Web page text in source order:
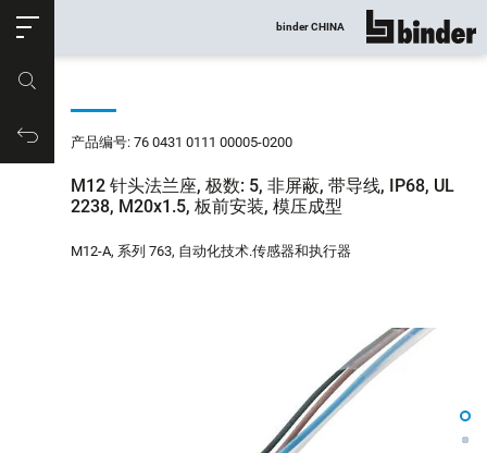
购物车
binder CHINA 显示所有
产品编号: 76 0431 0111 00005-0200
M12 针头法兰座, 极数: 5, 非屏蔽, 带导线, IP68, UL
2238, M20x1.5, 板前安装, 模压成型
M12-A, 系列 763, 自动化技术.传感器和执行器